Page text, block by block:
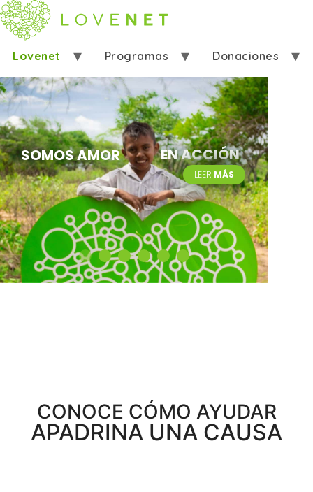
Lovenet Programas Donaciones
Ayudar Eventos Contáctanos
SOMOS AMOR
LEER MÁS
EN ACCIÓN
CONOCE CÓMO AYUDAR
APADRINA UNA CAUSA